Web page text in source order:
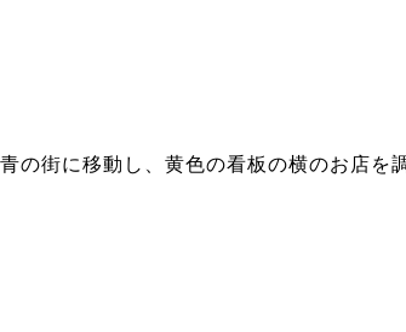
青の街に移動し、黄色の看板の横のお店を